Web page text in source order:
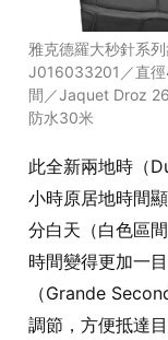
雅克德羅大秒針系
J016033201／直徑
間／Jaquet Droz
防水30米
此全新兩地時（
小時原居地時間
分白天（白色區
時間變得更加一
（Grande
調節，方便抵達